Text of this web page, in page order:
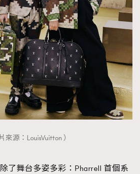
來源：LouisVuitton ）
了舞台多姿多彩：Pharrell 首個系